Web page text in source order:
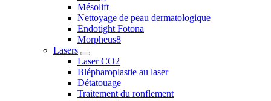
Mésolift
Nettoyage de peau dermatologique
Endotight Fotona
Morpheus8
Lasers
Laser CO2
Blépharoplastie au laser
Détatouage
Traitement du ronflement